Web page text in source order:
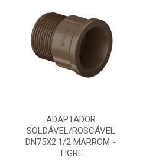
ADAPTADOR
SOLDÁVEL/ROSCÁVEL
DN75X2.1/2 MARROM -
TIGRE